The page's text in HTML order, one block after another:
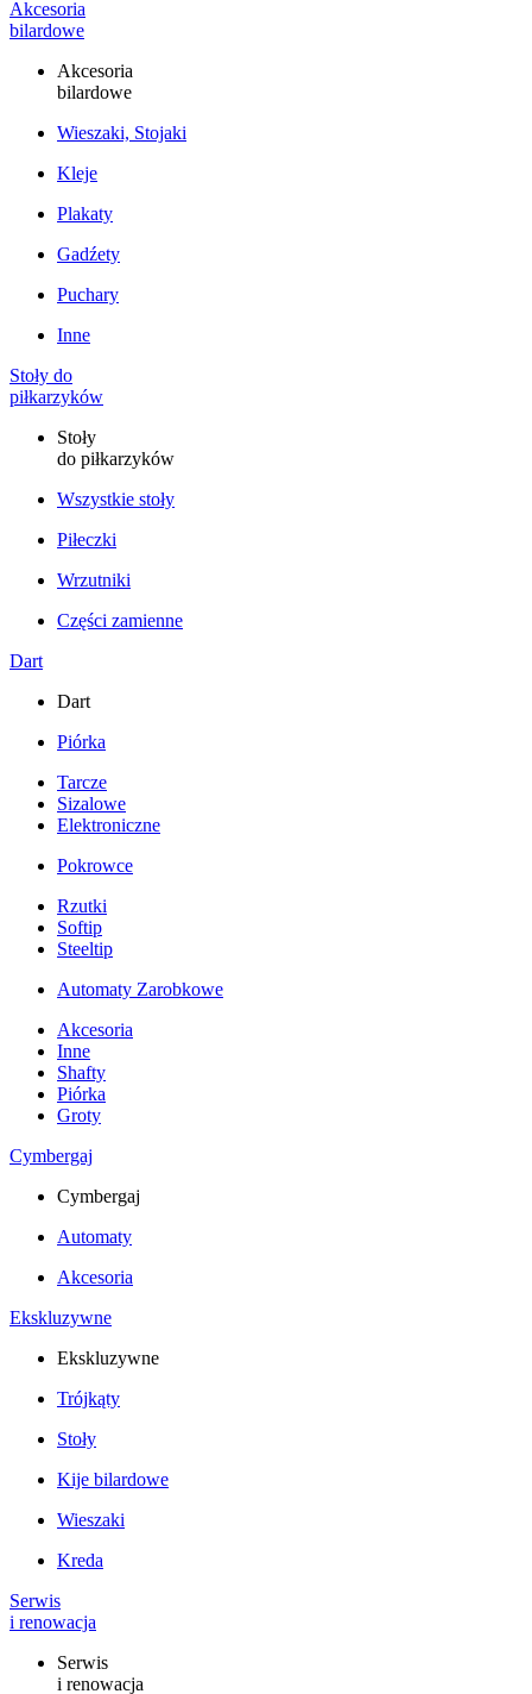
Akcesoria
bilardowe
Akcesoria
bilardowe
Wieszaki, Stojaki
Kleje
Plakaty
Gadźety
Puchary
Inne
Stoły do
piłkarzyków
Stoły
do piłkarzyków
Wszystkie stoły
Piłeczki
Wrzutniki
Części zamienne
Dart
Dart
Piórka
Tarcze
Sizalowe
Elektroniczne
Pokrowce
Rzutki
Softip
Steeltip
Automaty Zarobkowe
Akcesoria
Inne
Shafty
Piórka
Groty
Cymbergaj
Cymbergaj
Automaty
Akcesoria
Ekskluzywne
Ekskluzywne
Trójkąty
Stoły
Kije bilardowe
Wieszaki
Kreda
Serwis
i renowacja
Serwis
i renowacja